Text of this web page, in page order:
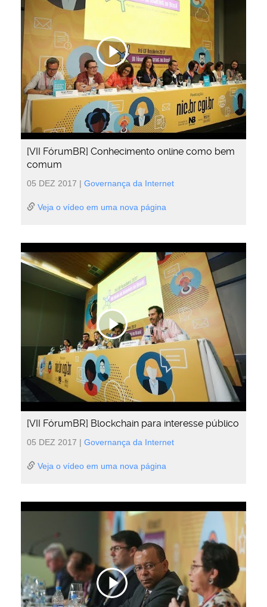
[VII FórumBR] Conhecimento online como bem
comum
05 DEZ 2017 | Governança da Internet
Veja o vídeo em uma nova página
[VII FórumBR] Blockchain para interesse público
05 DEZ 2017 | Governança da Internet
Veja o vídeo em uma nova página